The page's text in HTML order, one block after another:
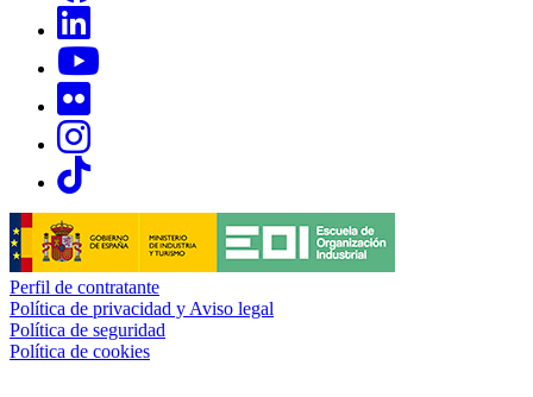
Links, Opens in this window
Links, Opens in this window
Links, Opens in this window
Links, Opens in this window
Perfil de contratante
Política de privacidad y Aviso legal
Política de seguridad
Política de cookies